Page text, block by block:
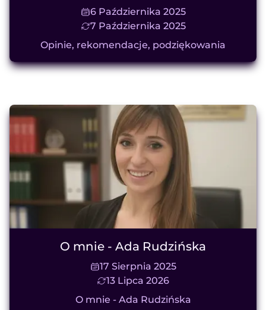
6 Października 2025
7 Października 2025
Opinie, rekomendacje, podziękowania
O mnie - Ada Rudzińska
17 Sierpnia 2025
13 Lipca 2026
O mnie - Ada Rudzińska